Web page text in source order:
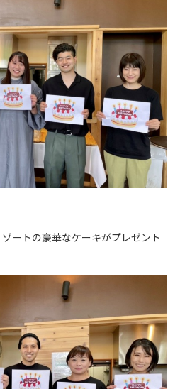
ートの豪華なケーキがプレゼント